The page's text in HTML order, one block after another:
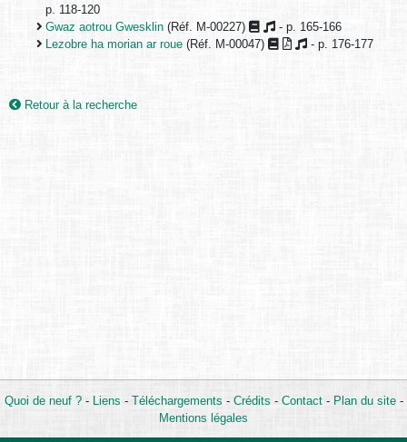
p. 118-120
Gwaz aotrou Gwesklin (Réf. M-00227)
- p. 165-166
Lezobre ha morian ar roue (Réf. M-00047) - p. 176-177
Retour à la recherche
Quoi de neuf ?- Liens - Téléchargements - Crédits - Contact- Plan du site-
Mentions légales